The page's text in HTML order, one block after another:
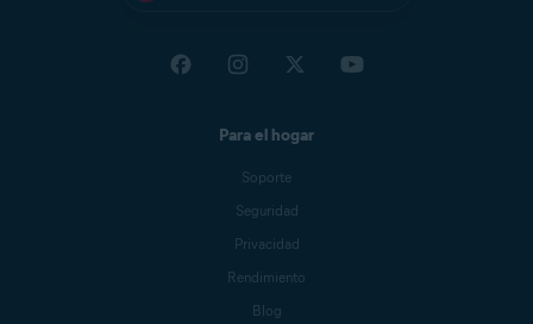
Para el hogar
Soporte
Seguridad
Privacidad
Rendimiento
Blog